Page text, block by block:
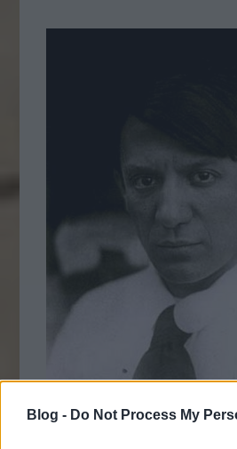
Blog - Do Not Process My